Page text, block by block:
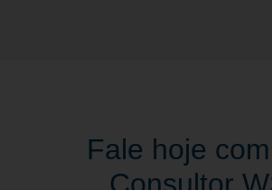
Fale hoje
Consultor